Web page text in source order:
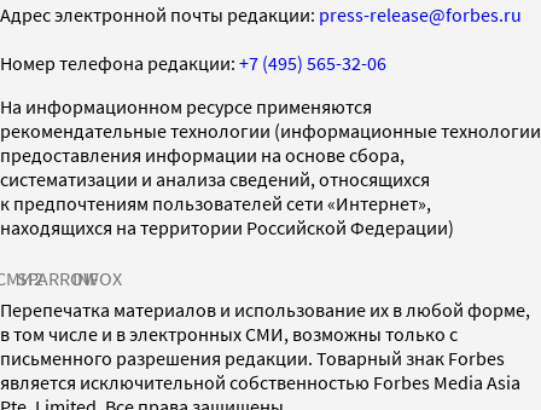
Адрес электронной почты редакции: press-release@forbes.ru
Номер телефона редакции: +7 (495) 565-32-06
На информационном ресурсе применяются
рекомендательные технологии (информационные технологии
предоставления информации на основе сбора,
систематизации и анализа сведений, относящихся
к предпочтениям пользователей сети «Интернет»,
находящихся на территории Российской Федерации)
SPARROWINFOX
Перепечатка материалов и использование их в любой форме,
в том числе и в электронных СМИ, возможны только с
письменного разрешения редакции. Товарный знак Forbes
является исключительной собственностью Forbes Media Asia